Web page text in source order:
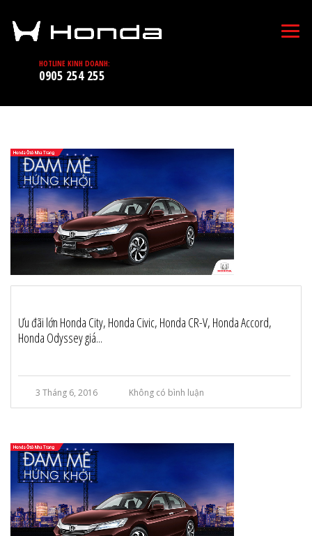
HOTLINE KINH DOANH:
0905 254 255
Ưu đãi lớn Honda City, Honda Civic, Honda CR-V, Honda Accord,
Honda Odyssey giá...
3 Tháng 6, 2016 Không có bình luận